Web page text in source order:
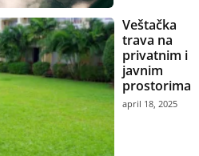
Veštačka
trava na
privatnim i
javnim
prostorima
april 18, 2025